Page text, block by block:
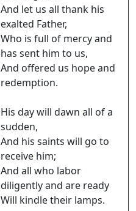
And let us all thank his
exalted Father,
Who is full of mercy and
has sent him to us,
And offered us hope and
redemption.
His day will dawn all of a
sudden,
And his saints will go to
receive him;
And all who labor
diligently and are ready
Will kindle their lamps.